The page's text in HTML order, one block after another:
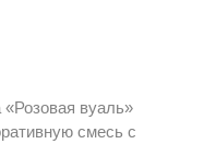
вуаль»
смесь с